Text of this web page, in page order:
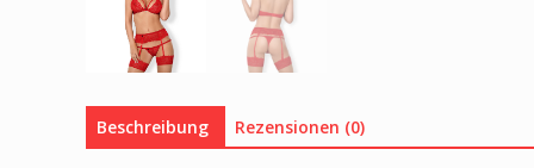
Beschreibung Rezensionen (0)